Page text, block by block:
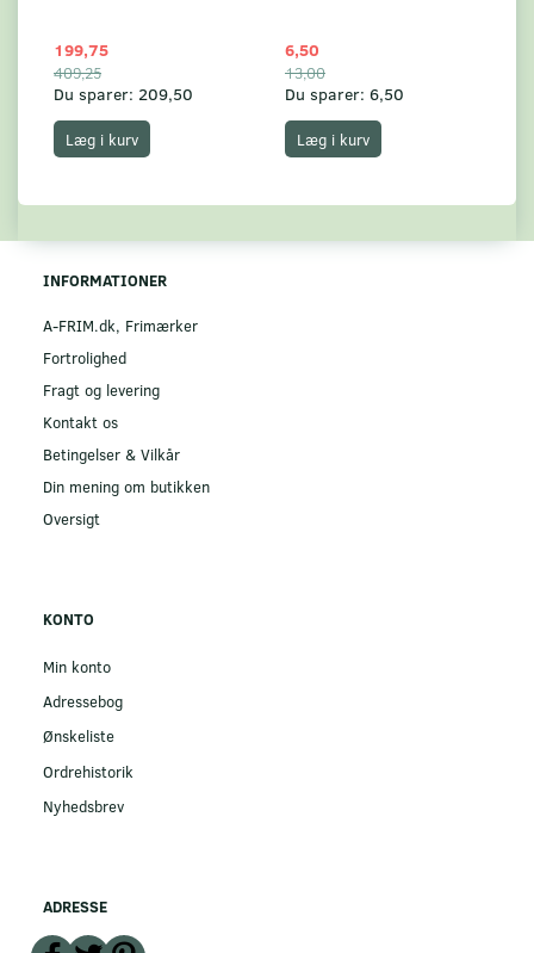
199,75
409,25
Du sparer: 209,50
Læg i kurv
6,50
13,00
Du sparer: 6,50
Læg i kurv
INFORMATIONER
A-FRIM.dk, Frimærker
Fortrolighed
Fragt og levering
Kontakt os
Betingelser & Vilkår
Din mening om butikken
Oversigt
KONTO
Min konto
Adressebog
Ønskeliste
Ordrehistorik
Nyhedsbrev
ADRESSE